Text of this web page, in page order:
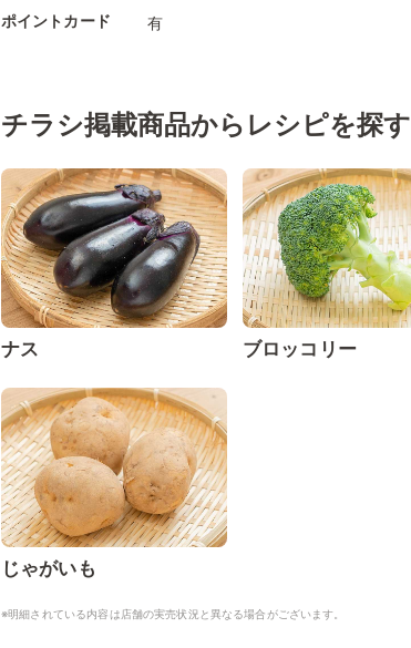
ポイントカード 有
チラシ掲載商品からレシピを探す
ナス ブロッコリー
じゃがいも
※明細されている内容は店舗の実売状況と異なる場合がございます。